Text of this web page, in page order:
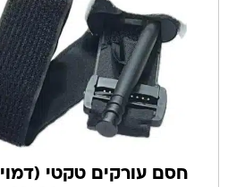
חסם עורקים טקטי (דמוי CAT) – 5 יחידות